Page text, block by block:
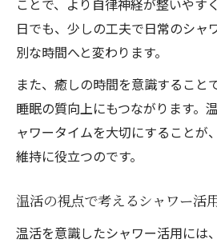
温活習慣が自宅シャワ
れる
温活で見直すシャワーの
ト
温活の積み重ねで感じ
化
ことで、より自律神経が整いやす
日でも、少しの工夫で日常のシャ
別な時間へと変わります。
また、癒しの時間を意識すること
睡眠の質向上にもつながります。
ャワータイムを大切にすることが
維持に役立つのです。
温活の視点で考えるシャワー活
温活を意識したシャワー活用には